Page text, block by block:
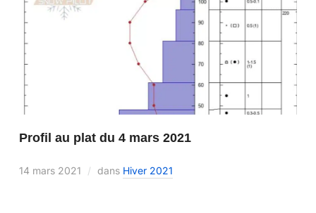
Profil au plat du 4 mars 2021
14 mars 2021 dans Hiver 2021